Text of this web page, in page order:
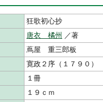
狂歌初心抄
唐衣 橘州
／著
蔦屋 重三郎板
寛政２序（１７９０）
１冊
１９ｃｍ